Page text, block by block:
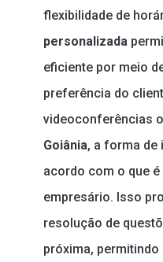
flexibilidade de
personalizada
eficiente por meio
preferência do
videoconferências
Goiânia, a forma de
acordo com o que
empresário. Isso
resolução de
próxima, permitindo